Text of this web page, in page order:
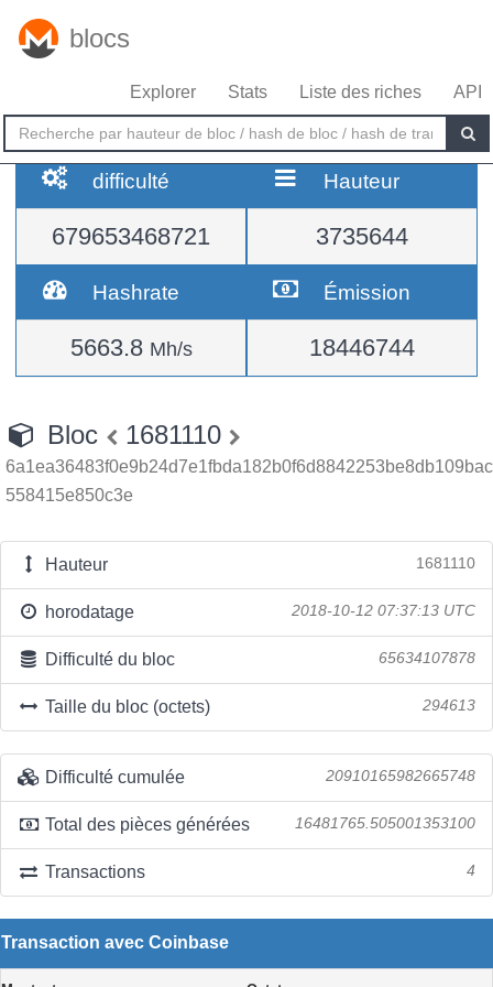
blocs
Explorer Stats Liste des riches API
difficulté
679653468721
Hauteur
3735644
Hashrate
5663.8 Mh/s
Émission
18446744
Bloc 1681110
6a1ea36483f0e9b24d7e1fbda182b0f6d8842253be8db109bac
558415e850c3e
Hauteur 1681110
horodatage 2018-10-12 07:37:13 UTC
Difficulté du bloc 65634107878
Taille du bloc (octets) 294613
Difficulté cumulée 20910165982665748
Total des pièces générées 16481765.505001353100
Transactions 4
Transaction avec Coinbase